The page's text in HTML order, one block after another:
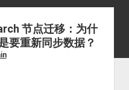
节点迁移：为什
要重新同步数据？